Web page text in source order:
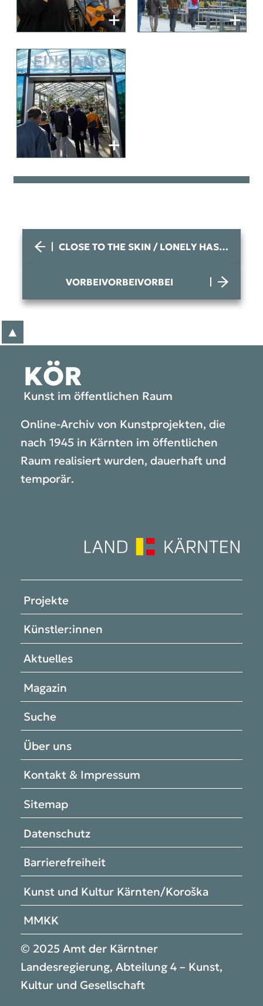
CLOSE TO THE SKIN / LONELY HASSAN
VORBEIVORBEIVORBEI
▲
KÖR
Kunst im öffentlichen Raum
Online-Archiv von Kunstprojekten, die
nach 1945 in Kärnten im öffentlichen
Raum realisiert wurden, dauerhaft und
temporär.
© 2025 Amt der Kärntner
Landesregierung, Abteilung 4 – Kunst,
Kultur und Gesellschaft
Projekte
Künstler:innen
Aktuelles
Magazin
Suche
Über uns
Kontakt & Impressum
Sitemap
Datenschutz
Barrierefreiheit
Kunst und Kultur Kärnten/Koroška
MMKK